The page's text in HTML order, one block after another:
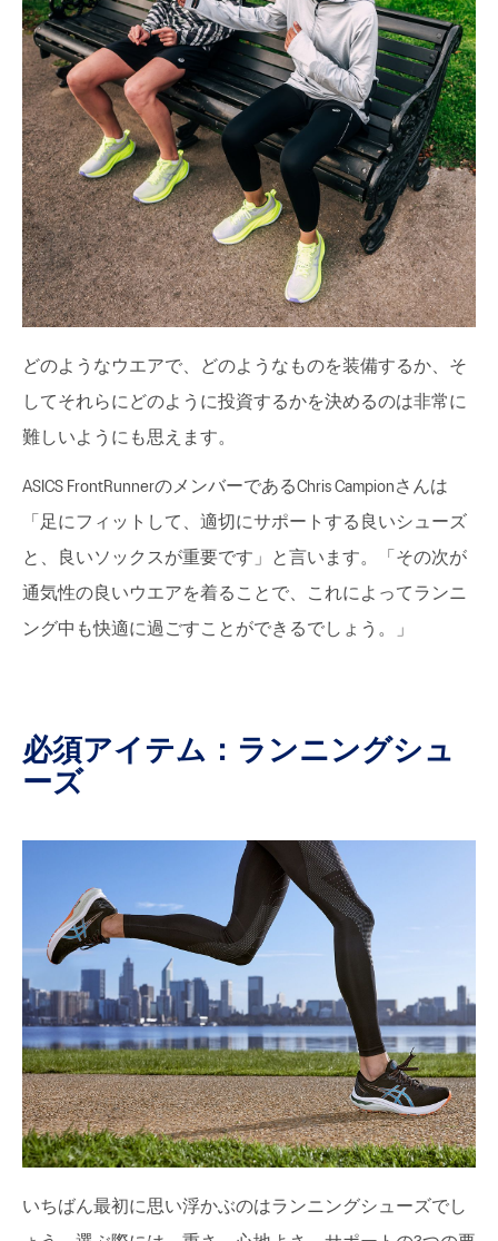
どのようなウエアで、どのようなものを装備するか、そ
してそれらにどのように投資するかを決めるのは非常に
難しいようにも思えます。
ASICS FrontRunnerのメンバーであるChris Campionさんは
「足にフィットして、適切にサポートする良いシューズ
と、良いソックスが重要です」と言います。「その次が
通気性の良いウエアを着ることで、これによってランニ
ング中も快適に過ごすことができるでしょう。」
必須アイテム：ランニングシュ
ーズ
いちばん最初に思い浮かぶのはランニングシューズでし